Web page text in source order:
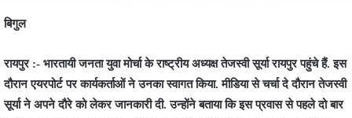
बिगुल
रायपुर :- भारतायी जनता युवा मोर्चा के राष्ट्रीय अध्यक्ष तेजस्वी सूर्या रायपुर पहुंचे हैं. इस
दौरान एयरपोर्ट पर कार्यकर्ताओं ने उनका स्वागत किया. मीडिया से चर्चा दे दौरान तेजस्वी
सूर्या ने अपने दौरे को लेकर जानकारी दी. उन्होंने बताया कि इस प्रवास से पहले दो बार